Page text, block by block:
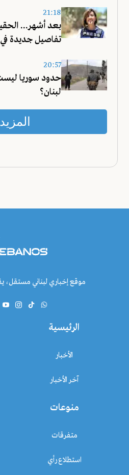
21:18
بعد أشهر...
تفاصيل جديدة
20:57
حدود سوريا
لبنان؟
المزيد
موقع إخباري لبناني مستقل،
الرئيسية
الأخبار
آخر الأخبار
منوعات
متفرقات
استطلاع رأي